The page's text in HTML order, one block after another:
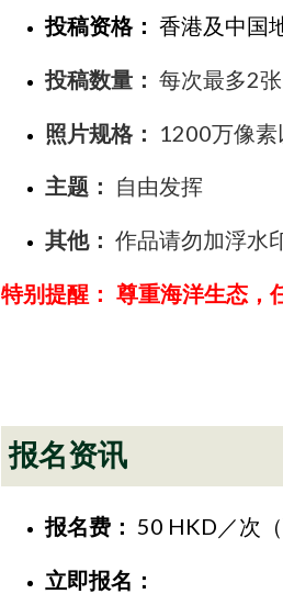
投稿资格： 香港及中国
投稿数量： 每次最多2张
照片规格： 1200万像素
主题： 自由发挥
其他： 作品请勿加浮水
特别提醒： 尊重海洋生态，
报名资讯
报名费： 50 HKD／次（
立即报名：